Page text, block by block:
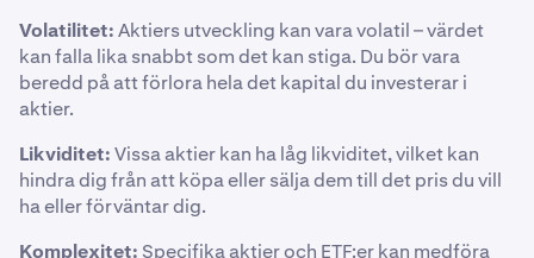
Volatilitet:Aktiers utveckling kan vara volatil – värdet
kan falla lika snabbt som det kan stiga. Du bör vara
beredd på att förlora hela det kapital du investerar i
aktier.
Likviditet:Vissa aktier kan ha låg likviditet, vilket kan
hindra dig från att köpa eller sälja dem till det pris du vill
ha eller förväntar dig.
Komplexitet: Specifika aktier och ETF:er kan medföra